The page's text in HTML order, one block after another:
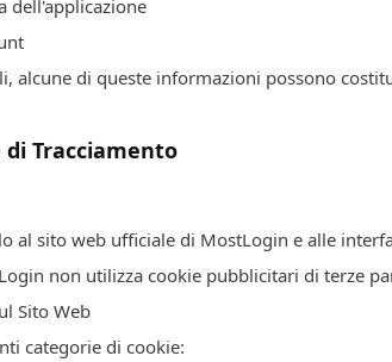
dell'applicazione
alcune di queste informazioni possono
di Tracciamento
al sito web ufficiale di MostLogin e alle
non utilizza cookie pubblicitari di terze
Sito Web
categorie di cookie: